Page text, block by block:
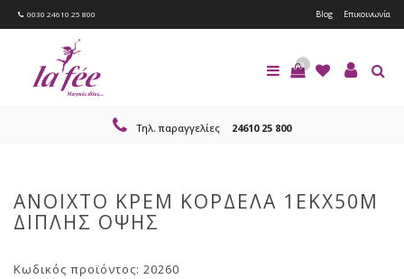
0030 24610 25 800 Blog Επικοινωνία
0
Τηλ. παραγγελίες 24610 25 800
ΑΝΟΙΧΤΟ ΚΡΕΜ ΚΟΡΔΕΛΑ 1ΕΚΧ50Μ
ΔΙΠΛΗΣ ΟΨΗΣ
Κωδικός προϊόντος: 20260